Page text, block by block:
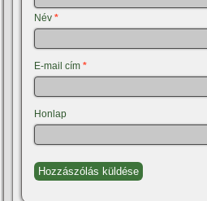
Név*
E-mail cím*
Honlap